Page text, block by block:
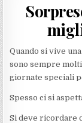
Quando si vive
sono sempre
giornate speciali
Spesso ci si
Si deve ricordare